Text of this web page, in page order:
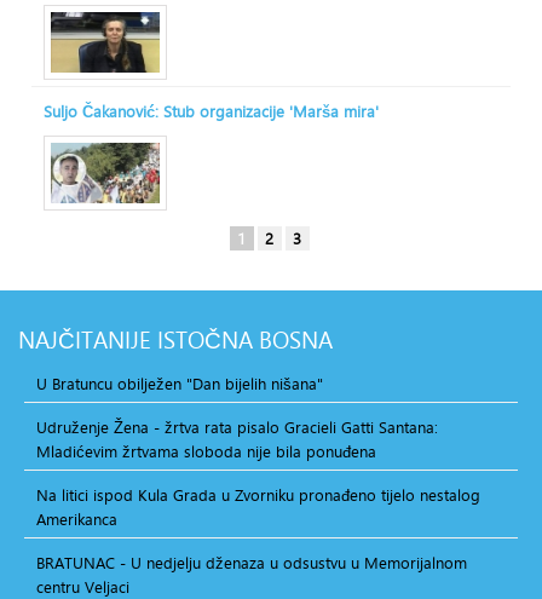
Suljo Čakanović: Stub organizacije 'Marša mira'
1 2 3
NAJČITANIJE ISTOČNA BOSNA
U Bratuncu obilježen "Dan bijelih nišana"
Udruženje Žena - žrtva rata pisalo Gracieli Gatti Santana:
Mladićevim žrtvama sloboda nije bila ponuđena
Na litici ispod Kula Grada u Zvorniku pronađeno tijelo nestalog
Amerikanca
BRATUNAC - U nedjelju dženaza u odsustvu u Memorijalnom
centru Veljaci